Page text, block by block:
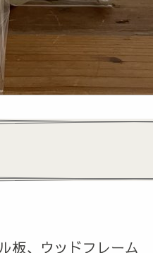
板、ウッドフレーム